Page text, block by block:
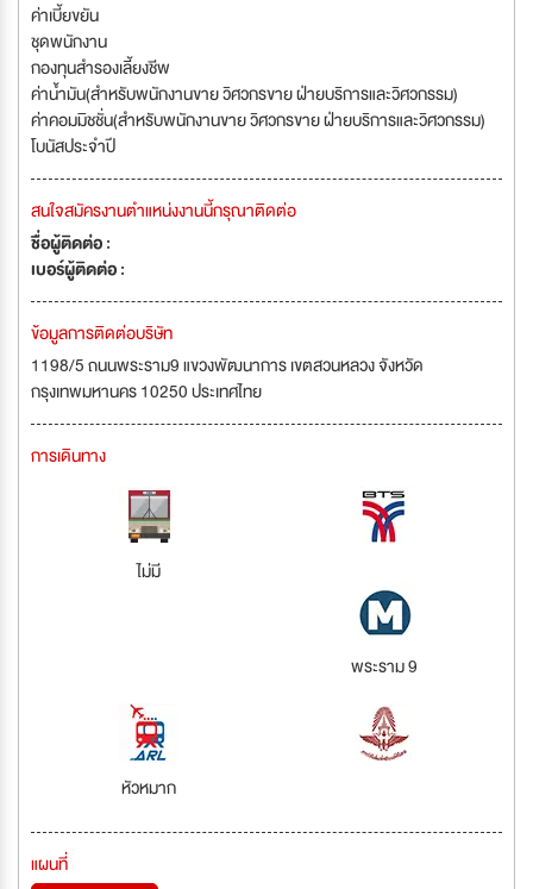
ค่าเบี้ยขยัน
ชุดพนักงาน
กองทุนสำรองเลี้ยงชีพ
ค่าน้ำมัน(สำหรับพนักงานขาย วิศวกรขาย ฝ่ายบริการและวิศวกรรม)
ค่าคอมมิชชั่น(สำหรับพนักงานขาย วิศวกรขาย ฝ่ายบริการและวิศวกรรม)
โบนัสประจำปี
สนใจสมัครงานตำแหน่งงานนี้กรุณาติดต่อ
ชื่อผู้ติดต่อ :
เบอร์ผู้ติดต่อ :
ข้อมูลการติดต่อบริษัท
1198/5 ถนนพระราม9 แขวงพัฒนาการ เขตสวนหลวง จังหวัด
กรุงเทพมหานคร 10250 ประเทศไทย
การเดินทาง
ไม่มี
พระราม 9
หัวหมาก
แผนที่